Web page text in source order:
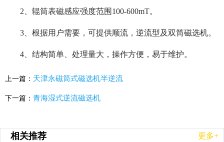
2、辊筒表磁感应强度范围100-600mT。
3、根据用户需要，可提供顺流，逆流型及双筒磁选机。
4、结构简单、处理量大，操作方便，易于维护。
上一篇： 天津永磁筒式磁选机半逆流
下一篇： 青海湿式逆流磁选机
相关推荐 更多+